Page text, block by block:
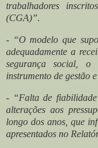
trabalhadores
(CGA)”.
- “O modelo que
adequadamente a
segurança social,
instrumento de gestão
- “Falta de
alterações aos
longo dos anos, que
apresentados no